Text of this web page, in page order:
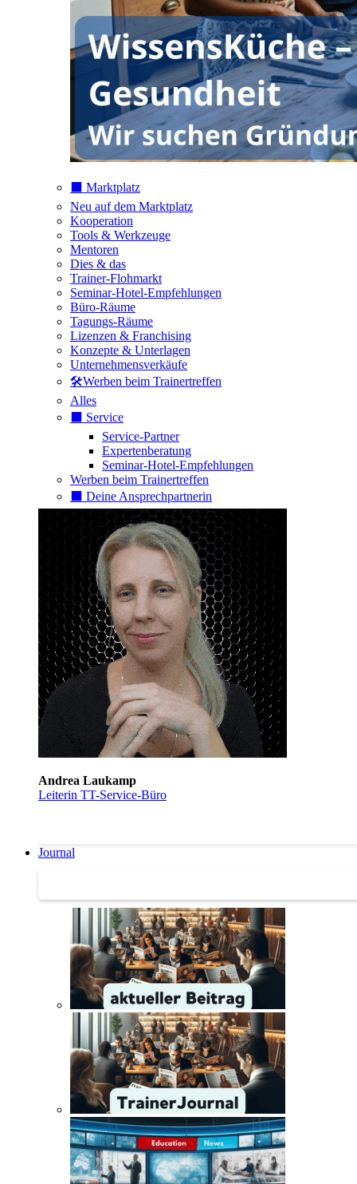
⬛️ Marktplatz
Neu auf dem Marktplatz
Kooperation
Tools & Werkzeuge
Mentoren
Dies & das
Trainer-Flohmarkt
Seminar-Hotel-Empfehlungen
Büro-Räume
Tagungs-Räume
Lizenzen & Franchising
Konzepte & Unterlagen
Unternehmensverkäufe
🛠️Werben beim Trainertreffen
Alles
⬛️ Service
Service-Partner
Expertenberatung
Seminar-Hotel-Empfehlungen
Werben beim Trainertreffen
⬛️ Deine Ansprechpartnerin
Andrea Laukamp
Leiterin TT-Service-Büro
Journal